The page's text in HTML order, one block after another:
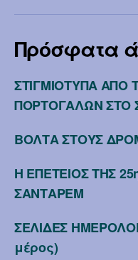
Πρόσφατα
ΣΤΙΓΜΙΟΤΥΠΑ ΑΠΟ
ΠΟΡΤΟΓΑΛΩΝ ΣΤΟ
ΒΟΛΤΑ ΣΤΟΥΣ
Η ΕΠΕΤΕΙΟΣ ΤΗΣ
ΣΑΝΤΑΡΕΜ
ΣΕΛΙΔΕΣ
μέρος)